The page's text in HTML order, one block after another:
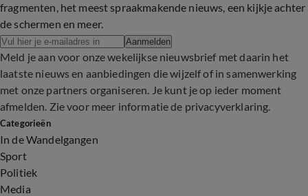
fragmenten, het meest spraakmakende nieuws, een kijkje achter
de schermen en meer.
Aanmelden
Meld je aan voor onze wekelijkse nieuwsbrief met daarin het
laatste nieuws en aanbiedingen die wijzelf of in samenwerking
met onze partners organiseren. Je kunt je op ieder moment
afmelden. Zie voor meer informatie de privacyverklaring.
Categorieën
In de Wandelgangen
Sport
Politiek
Media